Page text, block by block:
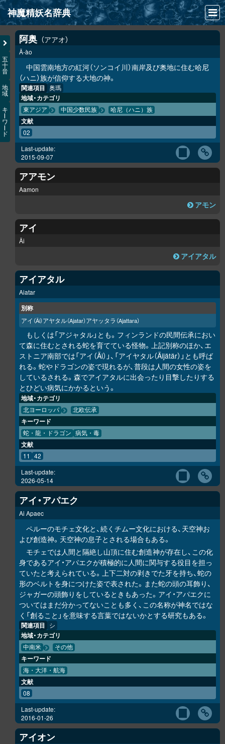
神魔精妖名辞典
NEWS
INFO
文献
検索
凖項目
画像資料便覧
LINK
五
十
音
地
域
キ
ワ
ド
阿奥 アアオ
Ā-ào
中国雲南地方の紅河（ソンコイ川）南岸及び奥地に住む哈尼
（ハニ）族が信仰する大地の神。
関連項目 奥瑪
地域・カテゴリ
東アジア 中国少数民族 哈尼（ハニ）族
文献
02
Last-update:
2015-09-07
アアモン
Aamon
アモン
アイ
Äi
アイアタル
アイアタル
Aiatar
別称
アイ （Äi）アヤタル（Ajatar）アヤッタラ （Ajattara）
もしくは「アジャタル」とも。フィンランドの民間伝承におい
て森に住むとされる蛇を育てている怪物。上記別称のほか、エ
ストニア南部では「アイ（Äi）」、「アイヤタル（Äijätär）」とも呼ば
れる。蛇やドラゴンの姿で現れるが、普段は人間の女性の姿を
しているされる。森でアイアタルに出会ったり目撃したりする
とひどい病気にかかるという。
地域・カテゴリ
北ヨーロッパ 北欧伝承
キーワード
蛇・龍・ドラゴン 病気・毒
文献
11 42
Last-update:
2026-05-14
アイ・アパエク
Ai Apaec
ペルーのモチェ文化と、続くチムー文化における、天空神お
よび創造神。天空神の息子とされる場合もある。
モチェでは人間と隔絶し山頂に住む創造神が存在し、この化
身であるアイ・アパエクが積極的に人間に関与する役目を担っ
ていたと考えられている。上下二対の剥きでた牙を持ち、蛇の
形のベルトを身につけた姿で表された。また蛇の頭の耳飾り、
ジャガーの頭飾りをしているときもあった。アイ・アパエクに
ついてはまだ分かってないことも多く、この名称が神名ではな
く「創ること」を意味する言葉ではないかとする研究もある。
関連項目 シ
地域・カテゴリ
中南米 その他
キーワード
海・大洋・航海
文献
08
Last-update:
2016-01-26
アイオン